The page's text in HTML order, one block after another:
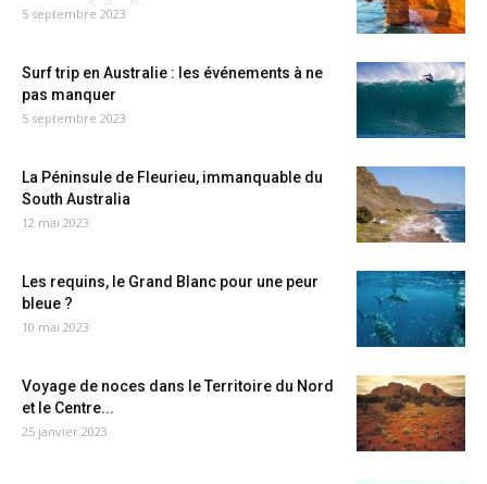
5 septembre 2023
Surf trip en Australie : les événements à ne
pas manquer
5 septembre 2023
La Péninsule de Fleurieu, immanquable du
South Australia
12 mai 2023
Les requins, le Grand Blanc pour une peur
bleue ?
10 mai 2023
Voyage de noces dans le Territoire du Nord
et le Centre...
25 janvier 2023